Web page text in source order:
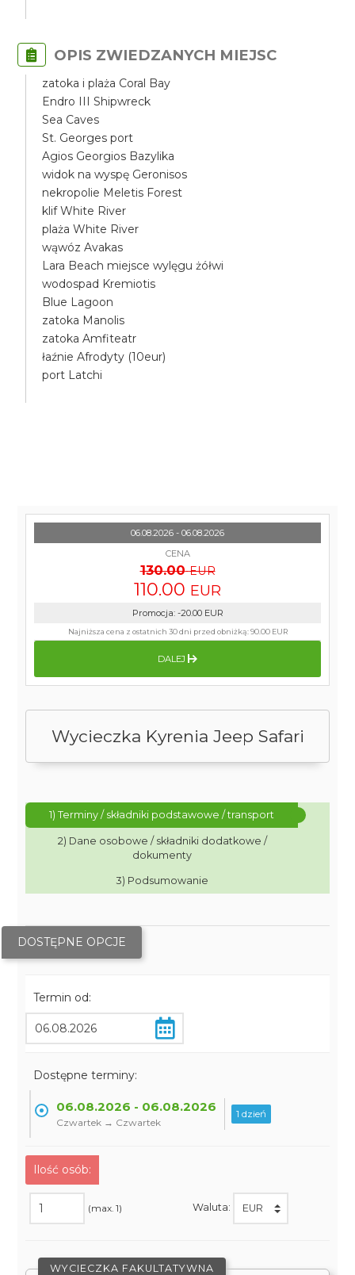
OPIS ZWIEDZANYCH MIEJSC
zatoka i plaża Coral Bay
Endro III Shipwreck
Sea Caves
St. Georges port
Agios Georgios Bazylika
widok na wyspę Geronisos
nekropolie Meletis Forest
klif White River
plaża White River
wąwóz Avakas
Lara Beach miejsce wylęgu żółwi
wodospad Kremiotis
Blue Lagoon
zatoka Manolis
zatoka Amfiteatr
łaźnie Afrodyty (10eur)
port Latchi
Wycieczka Kyrenia Jeep Safari
1) Terminy / składniki podstawowe / transport
2) Dane osobowe / składniki dodatkowe /
dokumenty
3) Podsumowanie
DOSTĘPNE OPCJE
Termin od:
Dostępne terminy:
06.08.2026 - 06.08.2026
Czwartek → Czwartek
1 dzień
Ilość osób:
(max. 1) Waluta:
WYCIECZKA FAKULTATYWNA
06.08.2026 - 06.08.2026
CENA
130.00 EUR
110.00 EUR
Promocja: -20.00 EUR
Najniższa cena z ostatnich 30 dni przed obniżką:90.00 EUR
DALEJ